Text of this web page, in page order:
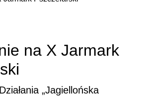
na X Jarmark
„Jagiellońska